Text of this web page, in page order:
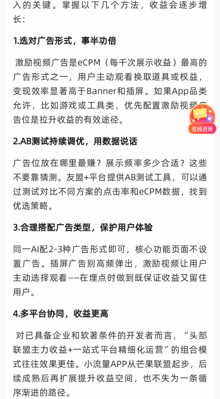
入的关键。掌握以下几个方法，收益会逐步增
长：
1.选对广告形式，事半功倍
激励视频广告是eCPM（每千次展示收益）最高的
广告形式之一，用户主动观看换取道具或权益，
变现效率显著高于Banner和插屏。如果App品类
允许，比如游戏或工具类，优先配置激励视频广
告位是拉升收益的有效途径。
2.AB测试持续调优，用数据说话
广告位放在哪里最赚？展示频率多少合适？这些
不要靠猜测。友盟+平台提供AB测试工具，可以通
过测试对比不同方案的点击率和eCPM数据，找到
优选策略。
3.合理搭配广告类型，保护用户体验
同一AI配2-3种广告形式即可，核心功能页面不设
置广告。插屏广告别高频弹出，激励视频让用户
主动选择观看——在埋点时做到既保证收益又留住
用户。
4.多平台协同，收益更高
对已具备企业和软著条件的开发者而言，“头部
联盟主力收益+一站式平台精细化运营”的组合模
式往往效果更佳。小流量APP从芒果联盟起步，后
续成熟后再扩展提升收益空间，也不失为一条循
序渐进的路径。